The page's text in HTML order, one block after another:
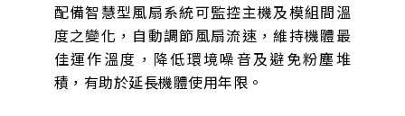
配備智慧型風扇系統可監控主機及模組間溫
度之變化，自動調節風扇流速，維持機體最
佳運作溫度，降低環境噪音及避免粉塵堆
積，有助於延長機體使用年限。